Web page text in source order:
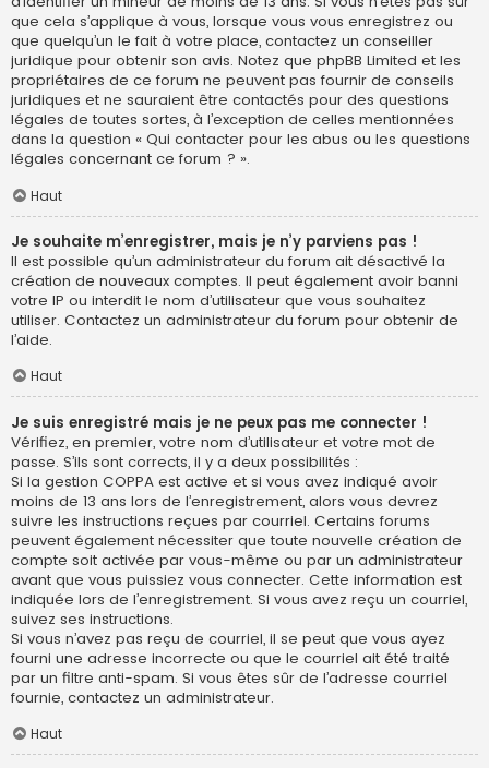
que cela s’applique à vous, lorsque vous vous enregistrez ou
que quelqu’un le fait à votre place, contactez un conseiller
juridique pour obtenir son avis. Notez que phpBB Limited et les
propriétaires de ce forum ne peuvent pas fournir de conseils
juridiques et ne sauraient être contactés pour des questions
légales de toutes sortes, à l’exception de celles mentionnées
dans la question « Qui contacter pour les abus ou les questions
légales concernant ce forum ? ».
Haut
Je souhaite m’enregistrer, mais je n’y parviens pas !
Il est possible qu’un administrateur du forum ait désactivé la
création de nouveaux comptes. Il peut également avoir banni
votre IP ou interdit le nom d’utilisateur que vous souhaitez
utiliser. Contactez un administrateur du forum pour obtenir de
l’aide.
Haut
Je suis enregistré mais je ne peux pas me connecter !
Vérifiez, en premier, votre nom d’utilisateur et votre mot de
passe. S’ils sont corrects, il y a deux possibilités :
Si la gestion COPPA est active et si vous avez indiqué avoir
moins de 13 ans lors de l’enregistrement, alors vous devrez
suivre les instructions reçues par courriel. Certains forums
peuvent également nécessiter que toute nouvelle création de
compte soit activée par vous-même ou par un administrateur
avant que vous puissiez vous connecter. Cette information est
indiquée lors de l’enregistrement. Si vous avez reçu un courriel,
suivez ses instructions.
Si vous n’avez pas reçu de courriel, il se peut que vous ayez
fourni une adresse incorrecte ou que le courriel ait été traité
par un filtre anti-spam. Si vous êtes sûr de l’adresse courriel
fournie, contactez un administrateur.
Haut